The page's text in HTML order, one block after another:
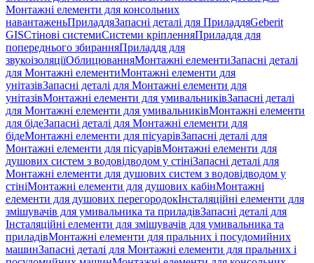
Монтажні елементи для консольних
навантаженьПриладдяЗапасні деталі для ПриладдяGeberit
GISСтінові системиСистеми кріпленняПриладдя для
попереднього збиранняПриладдя для
звукоізоляціїОблицюванняМонтажні елементиЗапасні деталі
для Монтажні елементиМонтажні елементи для
унітазівЗапасні деталі для Монтажні елементи для
унітазівМонтажні елементи для умивальниківЗапасні деталі
для Монтажні елементи для умивальниківМонтажні елементи
для бідеЗапасні деталі для Монтажні елементи для
бідеМонтажні елементи для пісуарівЗапасні деталі для
Монтажні елементи для пісуарівМонтажні елементи для
душових систем з водовідводом у стініЗапасні деталі для
Монтажні елементи для душових систем з водовідводом у
стініМонтажні елементи для душових кабінМонтажні
елементи для душових перегородокІнсталяційні елементи для
змішувачів для умивальника та приладівЗапасні деталі для
Інсталяційні елементи для змішувачів для умивальника та
приладівМонтажні елементи для пральних і посудомийних
машинЗапасні деталі для Монтажні елементи для пральних і